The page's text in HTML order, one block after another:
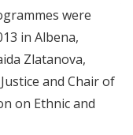
were
in Albena,
Zlatanova,
and Chair of
on Ethnic and